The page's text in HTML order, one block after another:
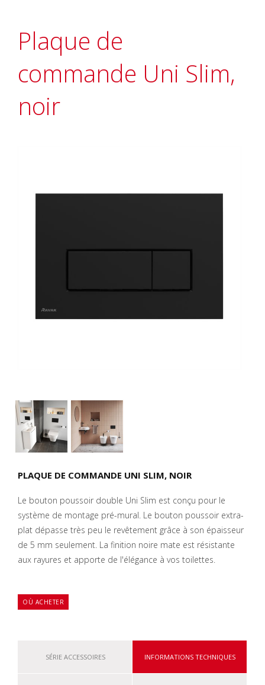
Plaque de
commande Uni Slim,
noir
PLAQUE DE COMMANDE UNI SLIM, NOIR
Le bouton poussoir double Uni Slim est conçu pour le
système de montage pré-mural. Le bouton poussoir extra-
plat dépasse très peu le revêtement grâce à son épaisseur
de 5 mm seulement. La finition noire mate est résistante
aux rayures et apporte de l'élégance à vos toilettes.
OÙ ACHETER
SÉRIE ACCESSOIRES INFORMATIONS TECHNIQUES